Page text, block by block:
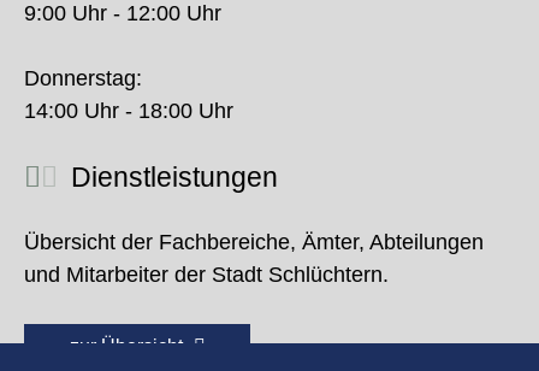
9:00 Uhr - 12:00 Uhr
Donnerstag:
14:00 Uhr - 18:00 Uhr
Dienstleistungen
Übersicht der Fachbereiche, Ämter, Abteilungen
und Mitarbeiter der Stadt Schlüchtern.
zur Übersicht